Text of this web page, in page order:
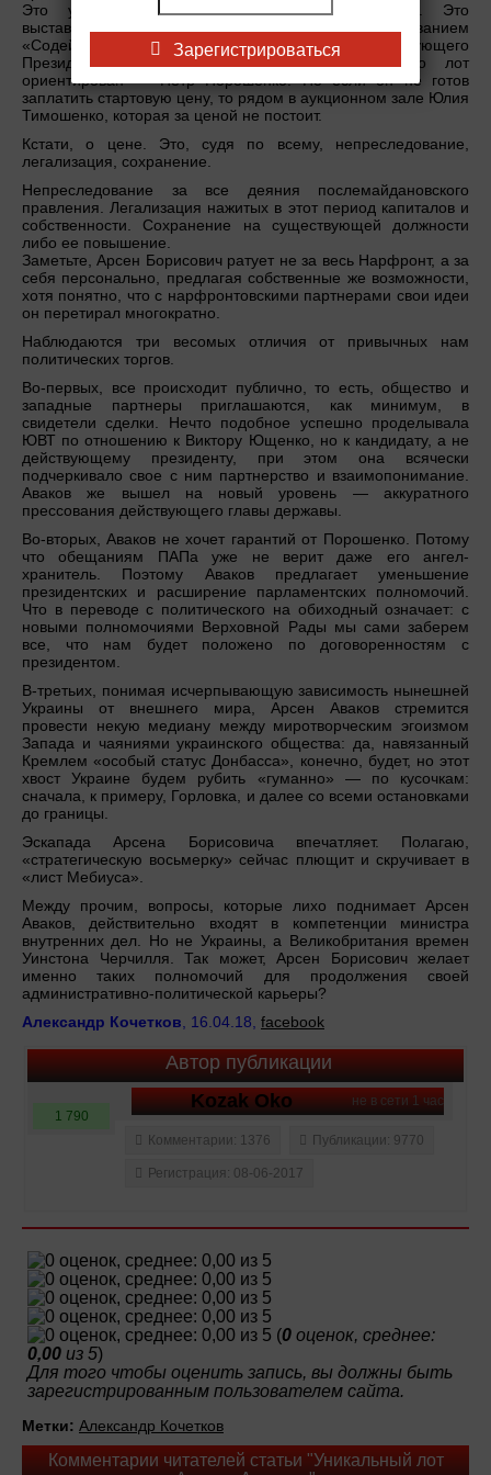
Это уже не фронда зарвавшегося министра. Это
выставление на аукцион уникального лота под названием
«Содействие в избрании и деятельности следующего
Президента Украины». Покупатель, на которого лот
ориентирован — Петр Порошенко. Но если он не готов
заплатить стартовую цену, то рядом в аукционном зале Юлия
Тимошенко, которая за ценой не постоит.
Кстати, о цене. Это, судя по всему, непреследование,
легализация, сохранение.
Непреследование за все деяния послемайдановского
правления. Легализация нажитых в этот период капиталов и
собственности. Сохранение на существующей должности
либо ее повышение.
Заметьте, Арсен Борисович ратует не за весь Нарфронт, а за
себя персонально, предлагая собственные же возможности,
хотя понятно, что с нарфронтовскими партнерами свои идеи
он перетирал многократно.
Наблюдаются три весомых отличия от привычных нам
политических торгов.
Во-первых, все происходит публично, то есть, общество и
западные партнеры приглашаются, как минимум, в
свидетели сделки. Нечто подобное успешно проделывала
ЮВТ по отношению к Виктору Ющенко, но к кандидату, а не
действующему президенту, при этом она всячески
подчеркивало свое с ним партнерство и взаимопонимание.
Аваков же вышел на новый уровень — аккуратного
прессования действующего главы державы.
Во-вторых, Аваков не хочет гарантий от Порошенко. Потому
что обещаниям ПАПа уже не верит даже его ангел-
хранитель. Поэтому Аваков предлагает уменьшение
президентских и расширение парламентских полномочий.
Что в переводе с политического на обиходный означает: с
новыми полномочиями Верховной Рады мы сами заберем
все, что нам будет положено по договоренностям с
президентом.
В-третьих, понимая исчерпывающую зависимость нынешней
Украины от внешнего мира, Арсен Аваков стремится
провести некую медиану между миротворческим эгоизмом
Запада и чаяниями украинского общества: да, навязанный
Кремлем «особый статус Донбасса», конечно, будет, но этот
хвост Украине будем рубить «гуманно» — по кусочкам:
сначала, к примеру, Горловка, и далее со всеми остановками
до границы.
Эскапада Арсена Борисовича впечатляет. Полагаю,
«стратегическую восьмерку» сейчас плющит и скручивает в
«лист Мебиуса».
Между прочим, вопросы, которые лихо поднимает Арсен
Аваков, действительно входят в компетенции министра
внутренних дел. Но не Украины, а Великобритания времен
Уинстона Черчилля. Так может, Арсен Борисович желает
именно таких полномочий для продолжения своей
административно-политической карьеры?
Александр Кочетков, 16.04.18, facebook
Автор публикации
не в сети 1 час
Kozak Oko
1 790
Комментарии: 1376
Публикации: 9770
Регистрация: 08-06-2017
(0 оценок, среднее:
0,00 из 5)
Для того чтобы оценить запись, вы должны быть
зарегистрированным пользователем сайта.
Метки: Александр Кочетков
Комментарии читателей статьи "Уникальный лот
Зарегистрироваться